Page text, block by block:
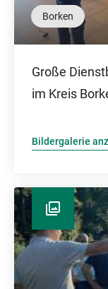
Borken
Große
im Kreis
Bildergalerie